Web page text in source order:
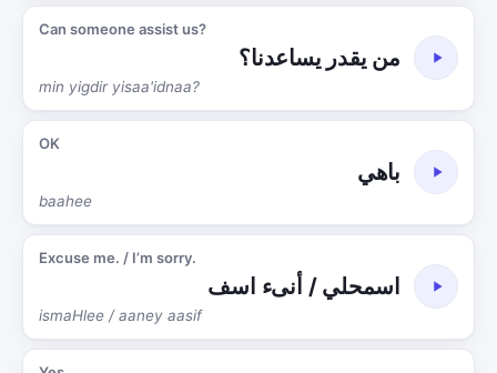
Can someone assist us?
من يقدر يساعدنا؟
min yigdir yisaa'idnaa?
OK
باهي
baahee
Excuse me. / I’m sorry.
اسمحلي / أنىء اسف
ismaHlee / aaney aasif